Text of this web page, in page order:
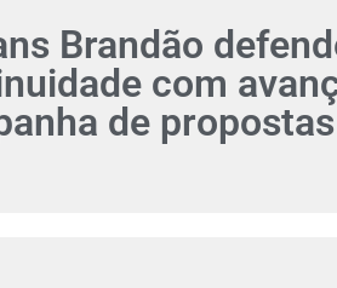
Brandão
com
de propostas